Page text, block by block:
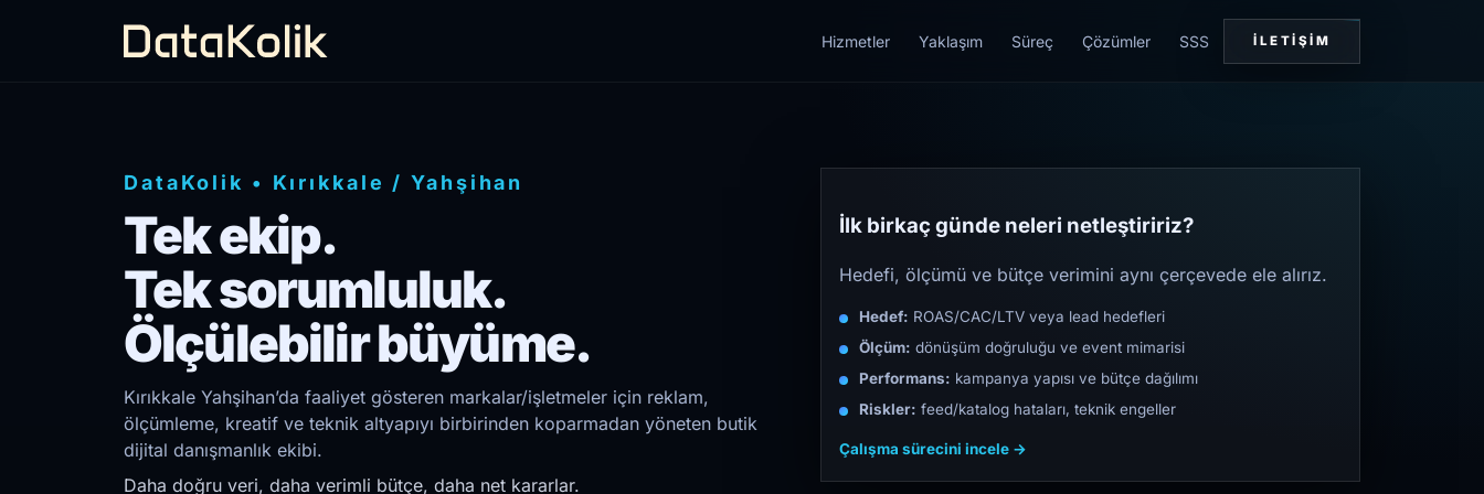
Hizmetler Yaklaşım Süreç Çözümler SSS İLETIŞIM
DataKolik • Kırıkkale /Yahşihan
Tek ekip.
Tek sorumluluk.
Ölçülebilir büyüme.
Kırıkkale Yahşihan’da faaliyet gösteren markalar/işletmeler için reklam,
ölçümleme, kreatif ve teknik altyapıyı birbirinden koparmadan yöneten butik
dijital danışmanlık ekibi.
Daha doğru veri, daha verimli bütçe, daha net kararlar.
İlk birkaç günde neleri netleştiririz?
Hedefi, ölçümü ve bütçe verimini aynı çerçevede ele alırız.
Hedef: ROAS/CAC/LTV veya lead hedefleri
Ölçüm: dönüşüm doğruluğu ve event mimarisi
Performans: kampanya yapısı ve bütçe dağılımı
Riskler: feed/katalog hataları, teknik engeller
Çalışma sürecini incele →